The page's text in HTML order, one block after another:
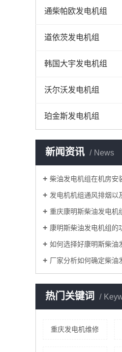
通柴帕欧发电机组
道依茨发电机组
韩国大宇发电机组
沃尔沃发电机组
珀金斯发电机组
新闻资讯 News
柴油发电机组在机房安装过
发电机机组通风排烟以
重庆康明斯柴油发电机
康明斯柴油发电机组的
如何选择好康明斯柴油
厂家分析如何确定柴油
热门关键词
重庆发电机维修